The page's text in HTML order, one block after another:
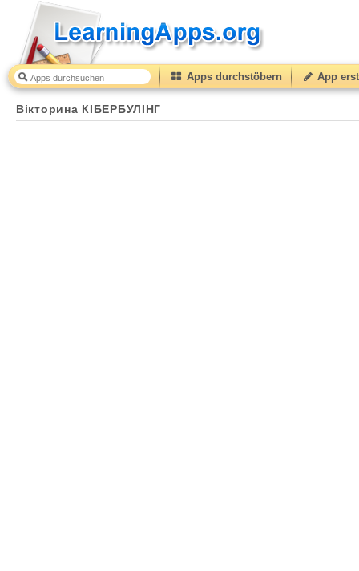
Apps durchstöbern App
Вікторина КІБЕРБУЛІНГ